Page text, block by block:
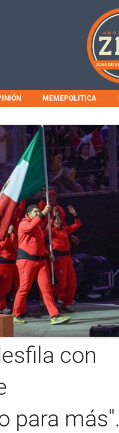
MEMEPOLITICA
con
para más".